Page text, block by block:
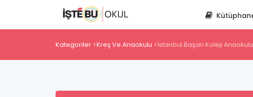
Kategoriler Kreş Ve Anaokulu İstanbul Başarı Koleji Anaokulu